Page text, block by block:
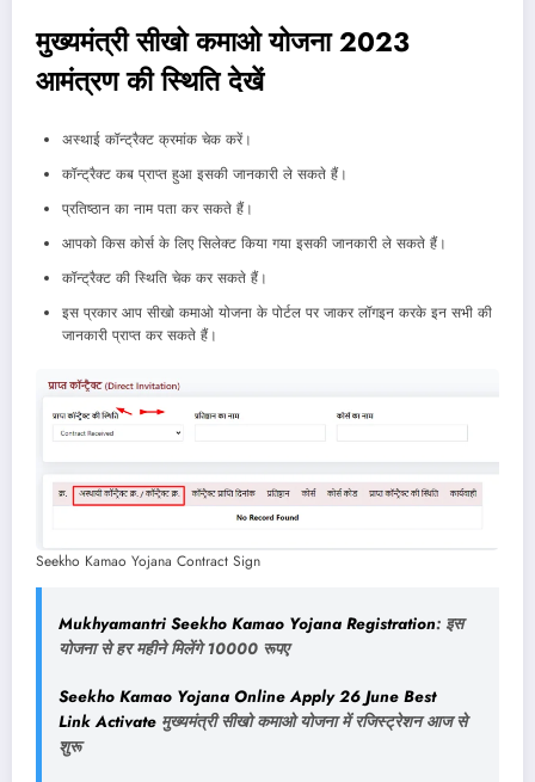
मुख्यमंत्री सीखो कमाओ योजना 2023
आमंत्रण की स्थिति देखें
अस्थाई कॉन्ट्रैक्ट क्रमांक चेक करें।
कॉन्ट्रैक्ट कब प्राप्त हुआ इसकी जानकारी ले सकते हैं।
प्रतिष्ठान का नाम पता कर सकते हैं।
आपको किस कोर्स के लिए सिलेक्ट किया गया इसकी जानकारी ले सकते हैं।
कॉन्ट्रैक्ट की स्थिति चेक कर सकते हैं।
इस प्रकार आप सीखो कमाओ योजना के पोर्टल पर जाकर लॉगइन करके इन सभी की
जानकारी प्राप्त कर सकते हैं।
Seekho Kamao Yojana Contract Sign
Mukhyamantri Seekho Kamao Yojana Registration: इस
योजना से हर महीने मिलेंगे 10000 रूपए
Seekho Kamao Yojana Online Apply 26 June Best
Link Activateमुख्यमंत्री सीखो कमाओ योजना में रजिस्ट्रेशन आज से
शुरू